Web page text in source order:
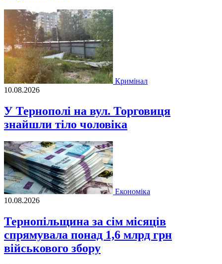
Кримінал
10.08.2026
У Тернополі на вул. Торговиця
знайшли тіло чоловіка
Економіка
10.08.2026
Тернопільщина за сім місяців
спрямувала понад 1,6 млрд грн
військового збору